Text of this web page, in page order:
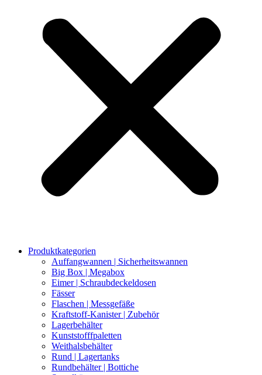
Produktkategorien
Auffangwannen | Sicherheitswannen
Big Box | Megabox
Eimer | Schraubdeckeldosen
Fässer
Flaschen | Messgefäße
Kraftstoff-Kanister | Zubehör
Lagerbehälter
Kunststofffpaletten
Weithalsbehälter
Rund | Lagertanks
Rundbehälter | Bottiche